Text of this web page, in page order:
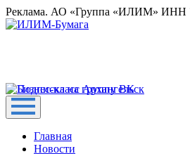
Реклама. АО «Группа «ИЛИМ» ИНН
Главная
Новости